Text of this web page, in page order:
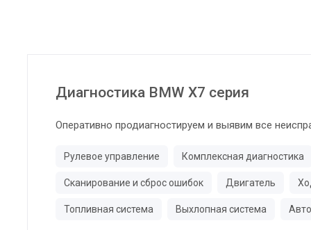
Диагностика BMW X7 серия
Оперативно продиагностируем и выявим все
Рулевое управление Комплексная диагностика
Сканирование и сброс ошибок Двигатель
Топливная система Выхлопная система